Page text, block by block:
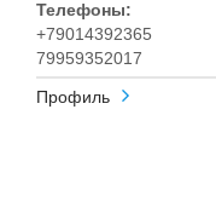
Телефоны:
+79014392365
79959352017
Профиль